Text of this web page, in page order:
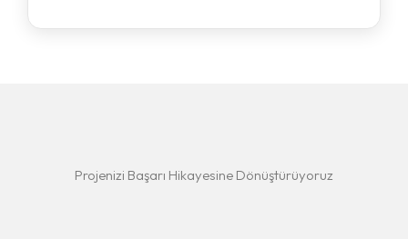
Projenizi Başarı Hikayesine Dönüştürüyoruz